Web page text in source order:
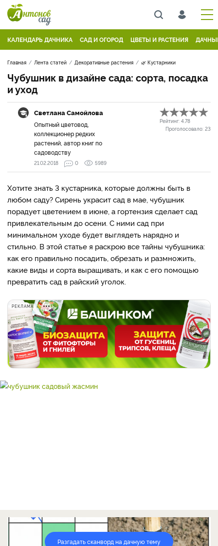
КАЛЕНДАРЬ ДАЧНИКА САД И ОГОРОД ЦВЕТЫ И РАСТЕНИЯ
Главная Лента статей Декоративные растения 🌿 Кустарники
Чубушник в дизайне сада: сорта, посадка
и уход
Светлана Самойлова
Опытный цветовод,
коллекционер редких
растений, автор книг по
садоводству
Рейтинг: 4.78
Проголосовало: 23
21.02.2018 0 5989
Хотите знать 3 кустарника, которые должны быть в
любом саду? Сирень украсит сад в мае, чубушник
порадует цветением в июне, а гортензия сделает сад
привлекательным до осени. С ними сад при
минимальном уходе будет выглядеть нарядно и
стильно. В этой статье я раскрою все тайны чубушника:
как его правильно посадить, обрезать и размножить,
какие виды и сорта выращивать, и как с его помощью
превратить сад в райский уголок.
РЕКЛАМА
Разгадать сканворд на дачную тему